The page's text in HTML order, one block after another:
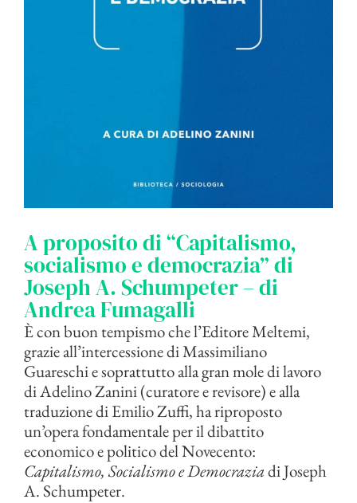
A proposito di “Capitalismo,
socialismo e democrazia” di
Joseph A. Schumpeter – di
Andrea Fumagalli
È con buon tempismo che l’Editore Meltemi,
grazie all’intercessione di Massimiliano
Guareschi e soprattutto alla gran mole di lavoro
di Adelino Zanini (curatore e revisore) e alla
traduzione di Emilio Zuffi, ha riproposto
un’opera fondamentale per il dibattito
economico e politico del Novecento:
Capitalismo, Socialismo e Democraziadi Joseph
A. Schumpeter.